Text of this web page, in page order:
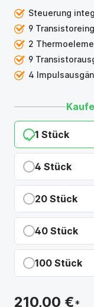
Steuerung
9
2
9
4
1 Stück
4 Stück
20 Stück
40 Stück
100 Stück
210,00 €*